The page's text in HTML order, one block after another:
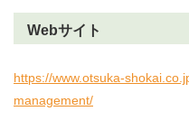
Webサイト
https://www.otsuka-
management/